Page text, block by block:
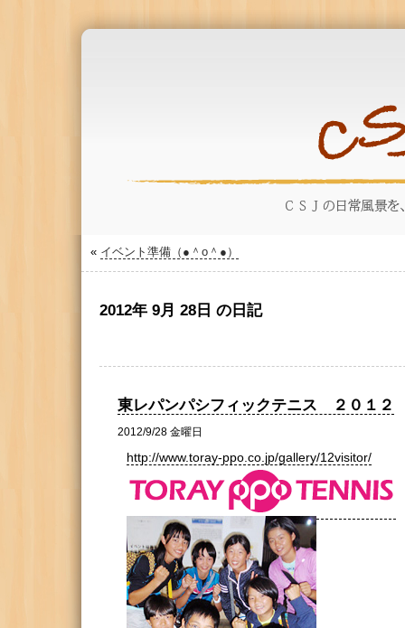
« イベント準備（●＾o＾●）
2012年 9月 28日 の日記
東レパンパシフィックテニス ２０１２
2012/9/28 金曜日
http://www.toray-ppo.co.jp/gallery/12visitor/